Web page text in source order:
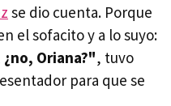
se dio cuenta. Porque
el sofacito y a lo suyo:
Oriana?", tuvo
para que se